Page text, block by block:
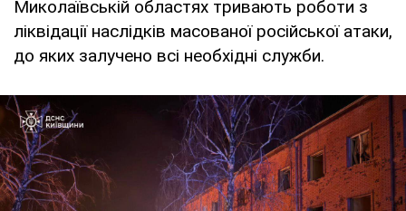
Миколаївській областях тривають роботи з
ліквідації наслідків масованої російської атаки,
до яких залучено всі необхідні служби.